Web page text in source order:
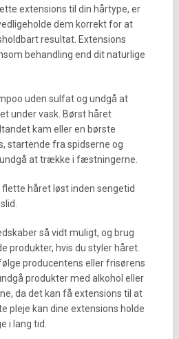
extensions til din hårtype, er
dem korrekt for at
resultat. Extensions
behandling end dit naturlige
uden sulfat og undgå at
under vask. Børst håret
kam eller en børste
startende fra spidserne og
at trække i fæstningerne.
håret løst inden sengetid
så vidt muligt, og brug
produkter, hvis du styler håret.
producentens eller frisørens
produkter med alkohol eller
da det kan få extensions til at
pleje kan dine extensions holde
i lang tid.